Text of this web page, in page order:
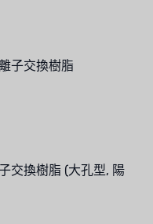
子交換樹脂
交換樹脂 (大孔型, 陽